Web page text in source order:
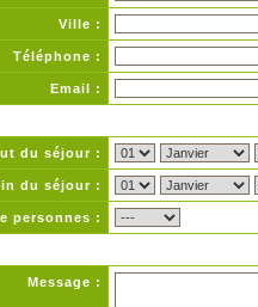
Ville :
Téléphone :
Email :
du séjour :
du séjour :
personnes :
Message :